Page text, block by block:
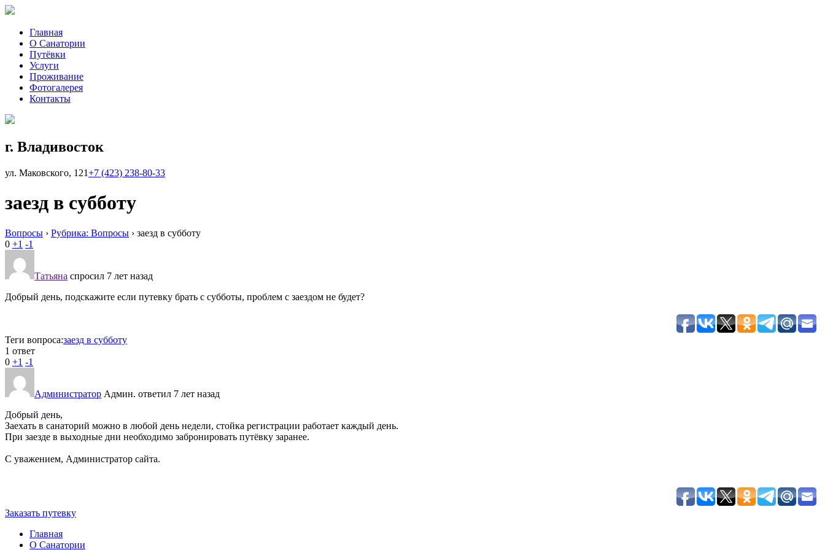
Главная
О Санатории
Путёвки
Услуги
Проживание
Фотогалерея
Контакты
г. Владивосток
ул. Маковского, 121+7 (423) 238-80-33
заезд в субботу
Вопросы › Рубрика: Вопросы › заезд в субботу
0 +1 -1
Татьяна спросил 7 лет назад
Добрый день, подскажите если путевку брать с субботы, проблем с заездом не будет?
Теги вопроса:заезд в субботу
1 ответ
0 +1 -1
Администратор Админ. ответил 7 лет назад
Добрый день,
Заехать в санаторий можно в любой день недели, стойка регистрации работает каждый день.
При заезде в выходные дни необходимо забронировать путёвку заранее.
С уважением, Администратор сайта.
Заказать путевку
Главная
О Санатории